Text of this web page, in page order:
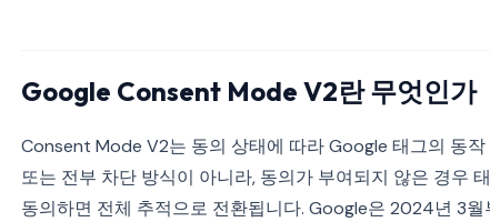
Google Consent Mode V2란 무엇인가
Consent Mode V2는 동의 상태에 따라 Google 태그의 동
또는 전부 차단 방식이 아니라, 동의가 부여되지 않은 경우
동의하면 전체 추적으로 전환됩니다. Google은 2024년 3